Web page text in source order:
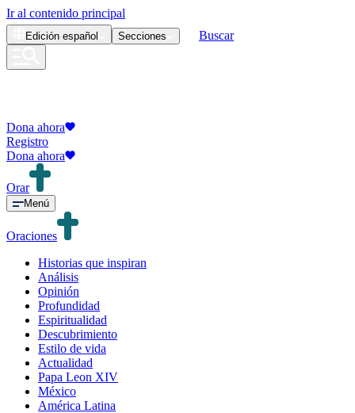
Ir al contenido principal
Edición español Secciones Buscar
Dona ahora
Registro
Dona ahora
Orar
Menú
Oraciones
Historias que inspiran
Análisis
Opinión
Profundidad
Espiritualidad
Descubrimiento
Estilo de vida
Actualidad
Papa Leon XIV
México
América Latina